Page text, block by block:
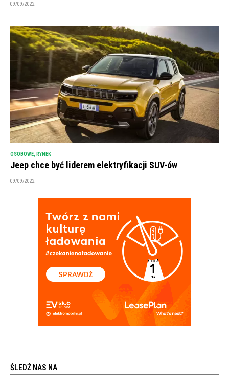
09/09/2022
OSOBOWE, RYNEK
Jeep chce być liderem elektryfikacji SUV-ów
09/09/2022
ŚLEDŹ NAS NA